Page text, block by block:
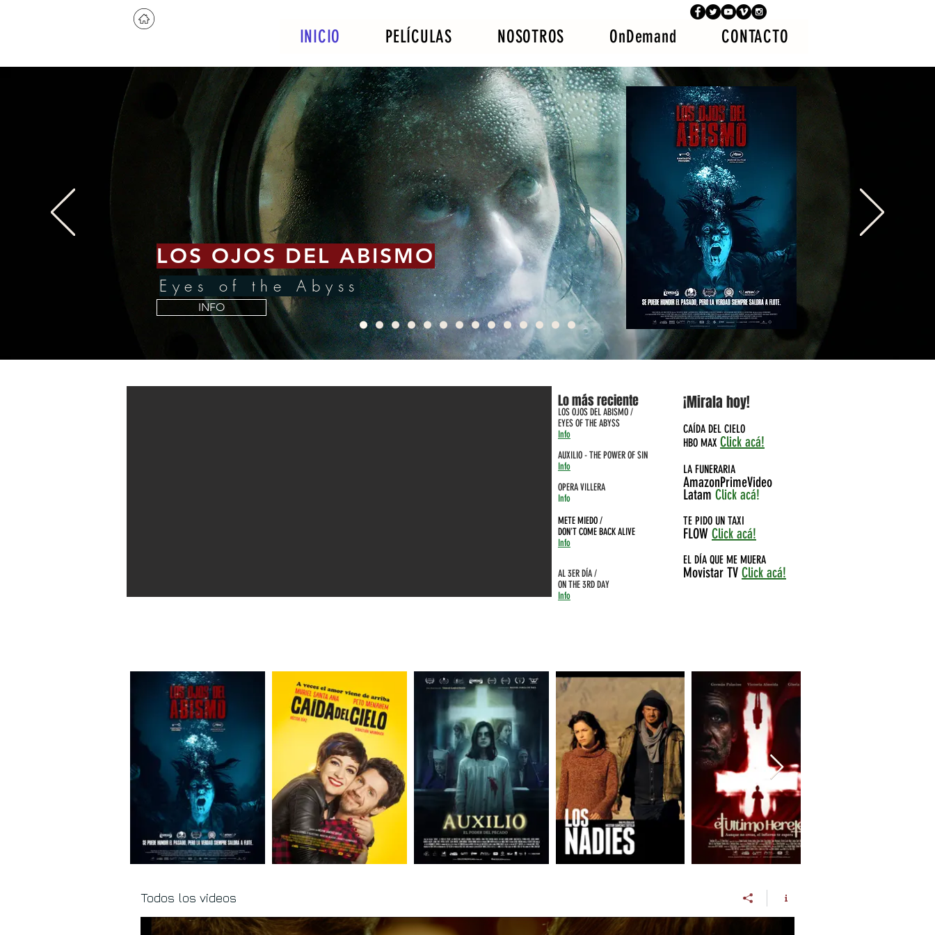
INICIO PELÍCULAS NOSOTROS OnDemand CONTACTO
LOS OJOS DEL ABISMO
Eyes of the Abyss
INFO
Lo más reciente
LOS OJOS DEL ABISMO /
EYES OF THE ABYSS
Info
AUXILIO - THE POWER OF SIN
Info
OPERA VILLERA
Info
METE MIEDO /
DON'T COME BACK ALIVE
Info
AL 3ER DÍA /
ON THE 3RD DAY
Info
¡Mirala hoy!
CAÍDA DEL CIELO
HBO MAX Click acá!
LA FUNERARIA
AmazonPrimeVideo
Latam Click acá!
TE PIDO UN TAXI
FLOW Click acá!
EL DÍA QUE ME MUERA
Movistar TV Click acá!
Todos los videos